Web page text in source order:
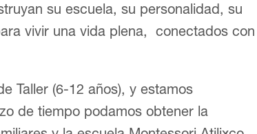
su escuela, su personalidad, su
vivir una vida plena, conectados con
Taller (6-12 años), y estamos
de tiempo podamos obtener la